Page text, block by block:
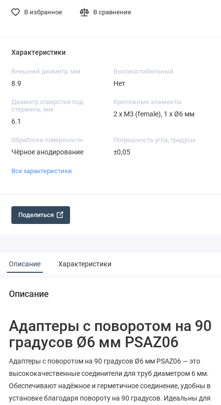
В избранное В сравнение
Характеристики
Внешний диаметр, мм
8.9
Высокостабильный
Нет
Диаметр отверстия под
стержень, мм
6.1
Крепёжные элементы
2 х M3 (female), 1 х Ø6 мм
Обработка поверхности
Чёрное анодирование
Погрешность угла, градусы
±0,05
Все характеристики
Поделиться
Описание Характеристики
Описание
Адаптеры с поворотом на 90
градусов Ø6 мм PSAZ06
Адаптеры с поворотом на 90 градусов Ø6 мм PSAZ06 — это
высококачественные соединители для труб диаметром 6 мм.
Обеспечивают надёжное и герметичное соединение, удобны в
установке благодаря повороту на 90 градусов. Идеальны для